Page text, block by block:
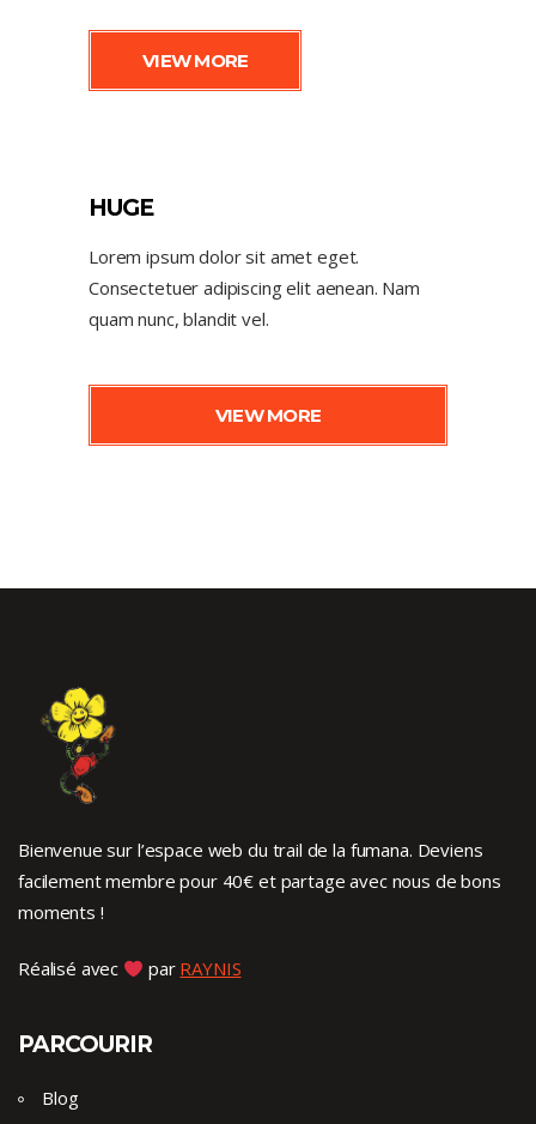
VIEW MORE
HUGE
Lorem ipsum dolor sit amet eget.
Consectetuer adipiscing elit aenean. Nam
quam nunc, blandit vel.
VIEW MORE
Bienvenue sur l’espace web du trail de la fumana. Deviens
facilement membre pour 40€ et partage avec nous de bons
moments !
Réalisé avec par RAYNIS
PARCOURIR
Blog